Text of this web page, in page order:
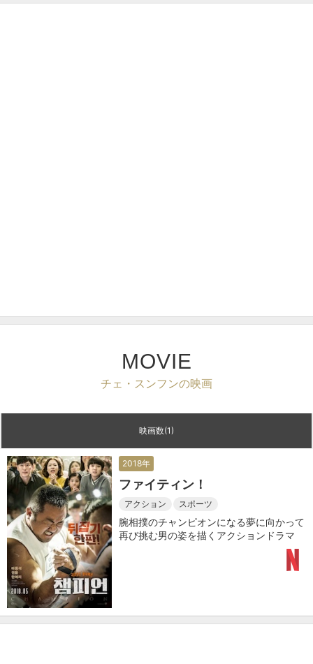
MOVIE
チェ・スンフンの映画
映画数(1)
2018年
ファイティン！
アクション スポーツ
腕相撲のチャンピオンになる夢に向かって
再び挑む男の姿を描くアクションドラマ